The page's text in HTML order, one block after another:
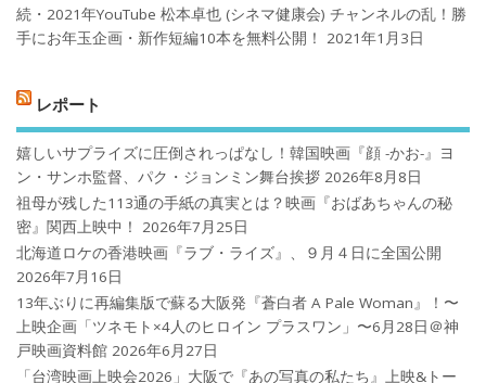
続・2021年YouTube 松本卓也 (シネマ健康会) チャンネルの乱！勝
手にお年玉企画・新作短編10本を無料公開！
2021年1月3日
レポート
嬉しいサプライズに圧倒されっぱなし！韓国映画『顔 -かお-』ヨ
ン・サンホ監督、パク・ジョンミン舞台挨拶 2026年8月8日
祖母が残した113通の手紙の真実とは？映画『おばあちゃんの秘
密』関西上映中！
2026年7月25日
北海道ロケの香港映画『ラブ・ライズ』、９月４日に全国公開
2026年7月16日
13年ぶりに再編集版で蘇る大阪発『蒼白者 A Pale Woman』！〜
上映企画「ツネモト×4人のヒロイン プラスワン」〜6月28日＠神
戸映画資料館 2026年6月27日
「台湾映画上映会2026」大阪で『あの写真の私たち』上映&トー